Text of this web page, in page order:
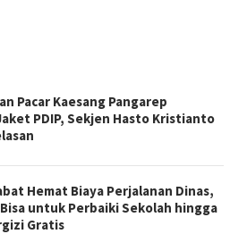
Pacar Kaesang Pangarep
PDIP, Sekjen Hasto Kristianto
Hemat Biaya Perjalanan Dinas,
untuk Perbaiki Sekolah hingga
Gratis